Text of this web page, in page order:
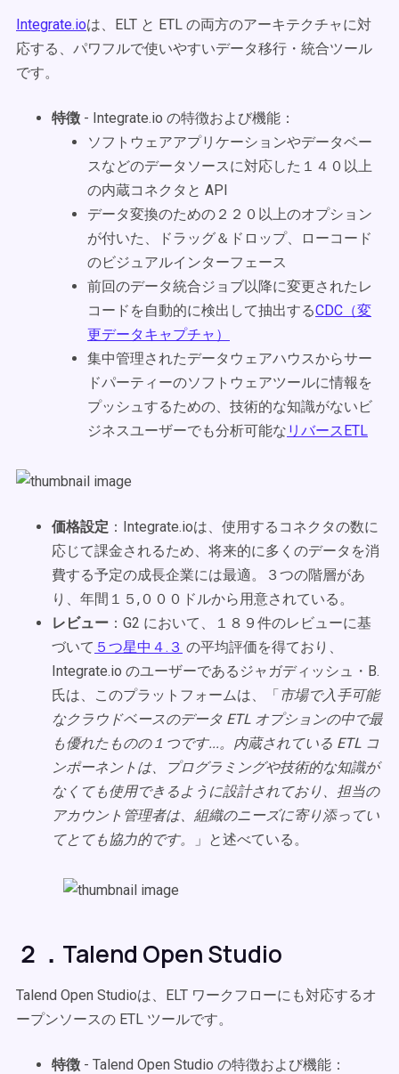
Integrate.ioは、ELT と ETL の両方のアーキテクチャに対
応する、パワフルで使いやすいデータ移行・統合ツール
です。
特徴 - Integrate.io の特徴および機能：
ソフトウェアアプリケーションやデータベー
スなどのデータソースに対応した１４０以上
の内蔵コネクタと API
データ変換のための２２０以上のオプション
が付いた、ドラッグ＆ドロップ、ローコード
のビジュアルインターフェース
前回のデータ統合ジョブ以降に変更されたレ
コードを自動的に検出して抽出するCDC（変
更データキャプチャ）
集中管理されたデータウェアハウスからサー
ドパーティーのソフトウェアツールに情報を
プッシュするための、技術的な知識がないビ
ジネスユーザーでも分析可能な リバースETL
価格設定 ：Integrate.ioは、使用するコネクタの数に
応じて課金されるため、将来的に多くのデータを消
費する予定の成長企業には最適。３つの階層があ
り、年間１５,０００ドルから用意されている。
レビュー ：G2 において、１８９件のレビューに基
づいて ５つ星中４.３ の平均評価を得ており、
Integrate.io のユーザーであるジャガディッシュ・B.
氏は、このプラットフォームは、「市場で入手可能
なクラウドベースのデータ ETL オプションの中で最
も優れたものの１つです...。内蔵されている ETL コ
ンポーネントは、プログラミングや技術的な知識が
なくても使用できるように設計されており、担当の
アカウント管理者は、組織のニーズに寄り添ってい
てとても協力的です。
」と述べている。
２．Talend Open Studio
Talend Open Studioは、ELT ワークフローにも対応するオ
ープンソースの ETL ツールです。
特徴 - Talend Open Studio の特徴および機能：